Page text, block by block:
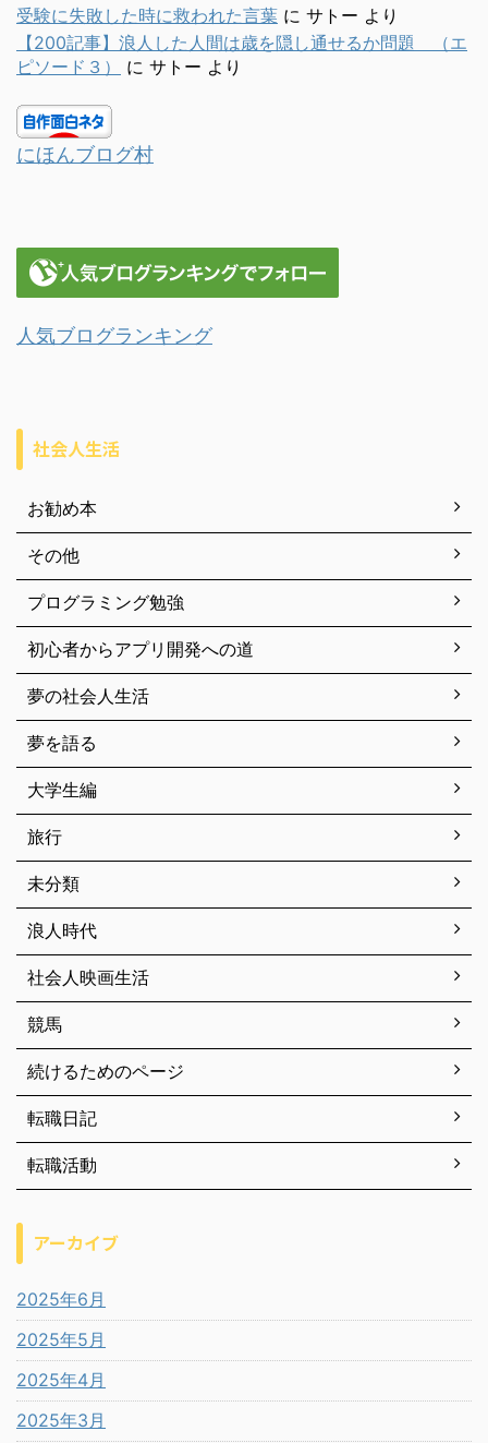
受験に失敗した時に救われた言葉 に サトー より
【200記事】浪人した人間は歳を隠し通せるか問題 （エ
ピソード３）
に サトー より
にほんブログ村
人気ブログランキング
社会人生活
お勧め本
その他
プログラミング勉強
初心者からアプリ開発への道
夢の社会人生活
夢を語る
大学生編
旅行
未分類
浪人時代
社会人映画生活
競馬
続けるためのページ
転職日記
転職活動
アーカイブ
2025年6月
2025年5月
2025年4月
2025年3月